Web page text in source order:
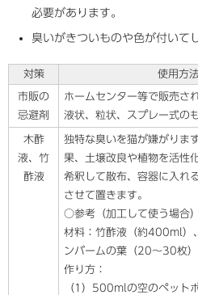
必要があります。
臭いがきついものや色が付いて
対策 使用方
市販の
忌避剤
ホームセンター等で販売さ
液状、粒状、スプレー式の
木酢
液、竹
酢液
独特な臭いを猫が嫌がりま
果、土壌改良や植物を活性
希釈して散布、容器に入れ
させて置きます。
○参考（加工して使う場合）
材料：竹酢液（約400ml）
ンバームの葉（20～30枚）
作り方：
（1）500mlの空のペット